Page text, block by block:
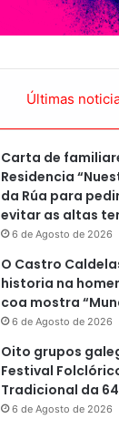
Últimas
Carta de
Residencia
da Rúa para
evitar as altas
6 de Agosto de 2026
O Castro
historia na
coa mostra
6 de Agosto de 2026
Oito grupos
Festival
Tradicional da
6 de Agosto de 2026